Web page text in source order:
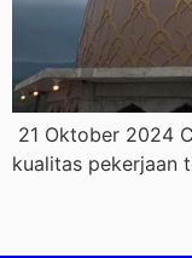
21 Oktober 2024
kualitas pekerjaan